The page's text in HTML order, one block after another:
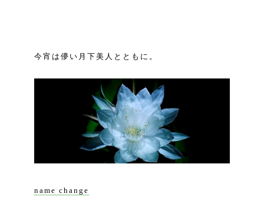
今宵は儚い月下美人とともに。
name change